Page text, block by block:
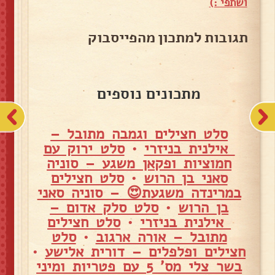
תגובות למתכון מהפייסבוק
מתכונים נוספים
סלט חצילים וגמבה מתובל –
אילנית בניזרי •סלט ירוק עם
חמוציות ופקאן משגע – סוניה
סאני בן הרוש •סלט חצילים
במרינדה משגעת😍 – סוניה סאני
בן הרוש •סלט סלק אדום –
אילנית בניזרי •סלט חצילים
מתובל – אורה ארגוב •סלט
חצילים ופלפלים – דורית אלישע•
בשר צלי מס' 5 עם פטריות ומיני